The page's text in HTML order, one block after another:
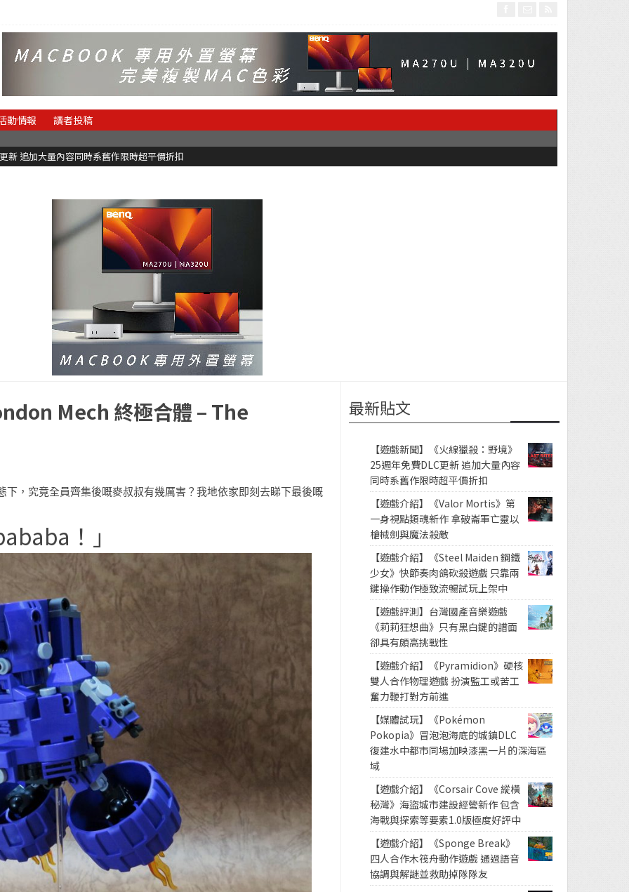
動情報 讀者投稿
新 追加大量內容同時系舊作限時超平價折扣
Mech 終極合體 – The
，究竟全員齊集後嘅麥叔叔有幾厲害？我地依家即刻去睇下最後嘅
！」
最新貼文
【遊戲新聞】《火線獵殺：野境》
25週年免費DLC更新 追加大量內容
同時系舊作限時超平價折扣
【遊戲介紹】《Valor Mortis》第
一身視點類魂新作 拿破崙軍亡靈以
槍械劍與魔法殺敵
【遊戲介紹】《Steel Maiden 鋼鐵
少女》快節奏肉鴿砍殺遊戲 只靠兩
鍵操作動作極致流暢試玩上架中
【遊戲評測】台灣國產音樂遊戲
《莉莉狂想曲》只有黑白鍵的譜面
卻具有頗高挑戰性
【遊戲介紹】《Pyramidion》硬核
雙人合作物理遊戲 扮演監工或苦工
奮力鞭打對方前進
【媒體試玩】《Pokémon
Pokopia》冒泡泡海底的城鎮DLC
復建水中都市同場加映漆黑一片的深海區
域
【遊戲介紹】《Corsair Cove 縱橫
秘灣》海盜城市建設經營新作 包含
海戰與探索等要素1.0版極度好評中
【遊戲介紹】《Sponge Break》
四人合作木筏舟動作遊戲 通過語音
協調與解謎並救助掉隊隊友